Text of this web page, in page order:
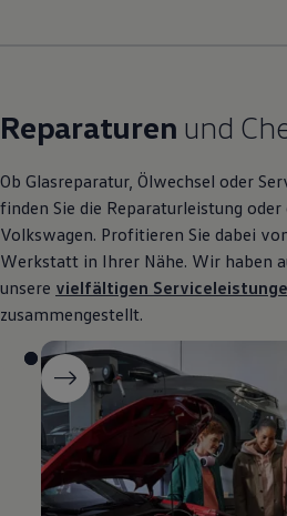
Reparaturen und
Ob Glasreparatur, Ölwechsel oder
finden Sie die Reparaturleistung
Volkswagen. Profitieren Sie dabei
Werkstatt in Ihrer Nähe. Wir haben
unsere vielfältigen
zusammengestellt.